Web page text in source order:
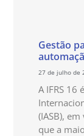
Gestão
27 de julho de
A IFRS 16
(IASB),
que a